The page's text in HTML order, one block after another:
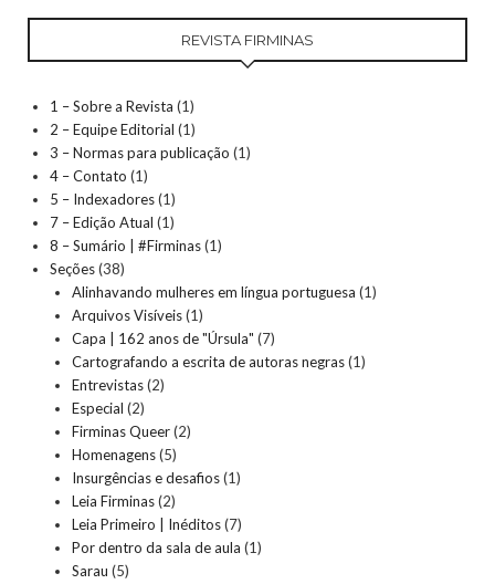
REVISTA FIRMINAS
1 – Sobre a Revista (1)
2 – Equipe Editorial (1)
3 – Normas para publicação (1)
4 – Contato (1)
5 – Indexadores(1)
7 – Edição Atual (1)
8 – Sumário | #Firminas(1)
Seções(38)
Alinhavando mulheres em língua portuguesa (1)
Arquivos Visíveis(1)
Capa | 162 anos de "Úrsula" (7)
Cartografando a escrita de autoras negras(1)
Entrevistas(2)
Especial (2)
Firminas Queer(2)
Homenagens(5)
Insurgências e desafios(1)
Leia Firminas(2)
Leia Primeiro | Inéditos(7)
Por dentro da sala de aula (1)
Sarau (5)